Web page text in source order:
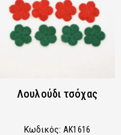
Λουλούδι τσόχας
Κωδικός: AK1616